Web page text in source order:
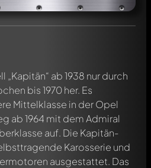
ab 1938 nur durch
bis 1970 her. Es
Mittelklasse in der Opel
ab 1964 mit dem Admiral
auf. Die Kapitän-
Karosserie und
ausgestattet. Das